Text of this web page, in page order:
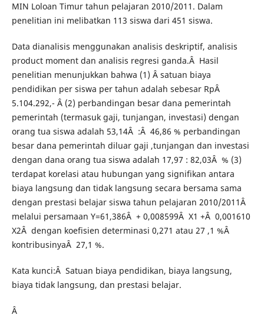
MIN Loloan Timur tahun pelajaran 2010/2011. Dalam
penelitian ini melibatkan 113 siswa dari 451 siswa.
Data dianalisis menggunakan analisis deskriptif, analisis
product moment dan analisis regresi ganda.Â Hasil
penelitian menunjukkan bahwa (1) Â satuan biaya
pendidikan per siswa per tahun adalah sebesar RpÂ
5.104.292,- Â (2) perbandingan besar dana pemerintah
pemerintah (termasuk gaji, tunjangan, investasi) dengan
orang tua siswa adalah 53,14Â :Â 46,86 % perbandingan
besar dana pemerintah diluar gaji ,tunjangan dan investasi
dengan dana orang tua siswa adalah 17,97 : 82,03Â % (3)
terdapat korelasi atau hubungan yang signifikan antara
biaya langsung dan tidak langsung secara bersama sama
dengan prestasi belajar siswa tahun pelajaran 2010/2011Â
melalui persamaan Y=61,386Â + 0,008599Â X1 +Â 0,001610
X2Â dengan koefisien determinasi 0,271 atau 27 ,1 %Â
kontribusinyaÂ 27,1 %.
Kata kunci:Â Satuan biaya pendidikan, biaya langsung,
biaya tidak langsung, dan prestasi belajar.
Â